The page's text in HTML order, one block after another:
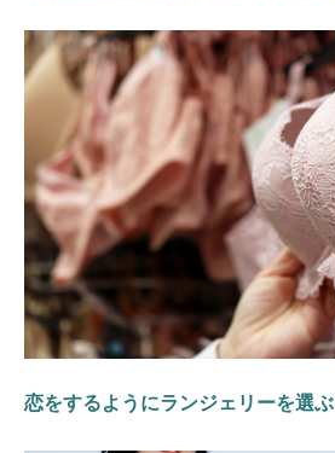
恋をするようにランジェリーを選ぶ